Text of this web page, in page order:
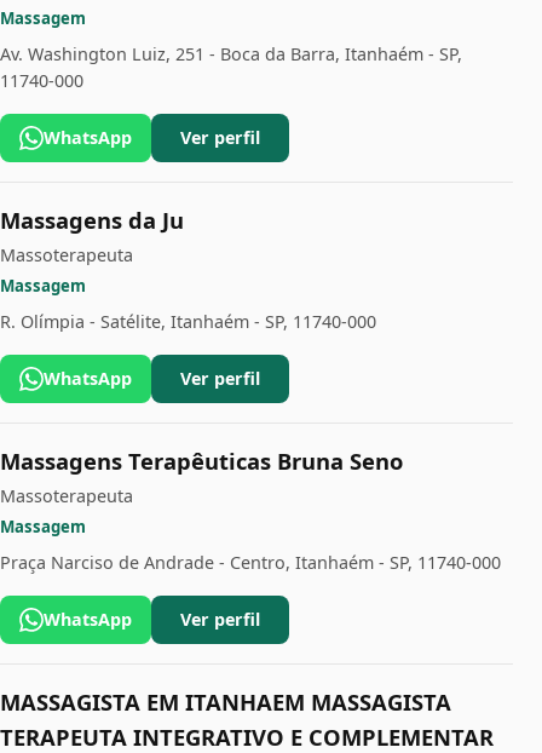
Massagem
Av. Washington Luiz, 251 - Boca da Barra, Itanhaém - SP,
11740-000
WhatsApp Ver perfil
Massagens da Ju
Massoterapeuta
Massagem
R. Olímpia - Satélite, Itanhaém - SP, 11740-000
WhatsApp Ver perfil
Massagens Terapêuticas Bruna Seno
Massoterapeuta
Massagem
Praça Narciso de Andrade - Centro, Itanhaém - SP, 11740-000
WhatsApp Ver perfil
MASSAGISTA EM ITANHAEM MASSAGISTA
TERAPEUTA INTEGRATIVO E COMPLEMENTAR